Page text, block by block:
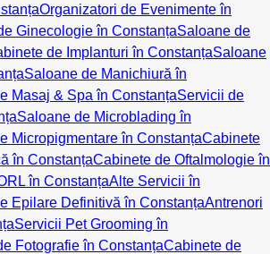
Organizatori de Evenimente în
Ginecologie în ConstanțaSaloane de
de Implanturi în ConstanțaSaloane
Saloane de Manichiură în
Masaj & Spa în ConstanțaServicii de
Saloane de Microblading în
Micropigmentare în ConstanțaCabinete
în ConstanțaCabinete de Oftalmologie în
în ConstanțaAlte Servicii în
Epilare Definitivă în ConstanțaAntrenori
Servicii Pet Grooming în
Fotografie în ConstanțaCabinete de